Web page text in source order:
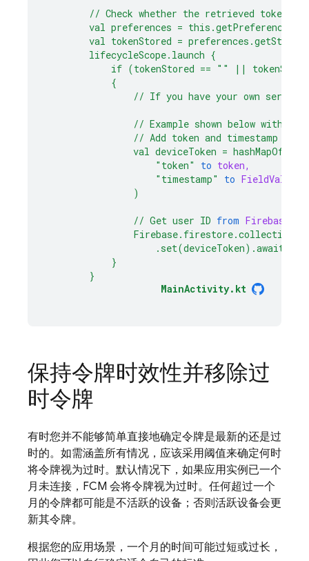
// Check whether the retrieved token
val preferences =
val tokenStored =
lifecycleScope.launch {
if (tokenStored == "" ||
{
// If you have your own server,
// Example shown below with
// Add token and timestamp
val deviceToken = hashMapOf(
"token"
to token,
"timestamp"
to
)
// Get user ID from Firebase
.set(deviceToken).await()
}
}
MainActivity.kt
保持令牌时效性并移除过
时令牌
有时您并不能够简单直接地确定令牌是最新的还是过
时的。如需涵盖所有情况，应该采用阈值来确定何时
将令牌视为过时。默认情况下，如果应用实例已一个
月未连接， FCM 会将令牌视为过时。任何超过一个
月的令牌都可能是不活跃的设备；否则活跃设备会更
新其令牌。
根据您的应用场景，一个月的时间可能过短或过长，